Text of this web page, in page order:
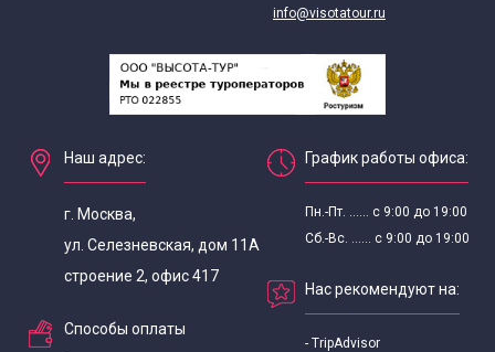
Экскурсии выходного дня для школьников
Выездные экскурсии для школьников
Экскурсии для школьников на майские праздники
Интересные
Экскурсии для школьников
info@visotatour.ru
Наш адрес:
г. Москва,
ул. Селезневская, дом 11А
строение 2, офис 417
Способы оплаты
График работы офиса:
Пн.-Пт. ...... с 9:00 до 19:00
Сб.-Вс. ...... с 9:00 до 19:00
Нас рекомендуют на:
- TripAdvisor